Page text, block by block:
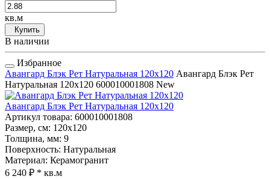
кв.м
Купить
В наличии
Избранное
Авангард Блэк Рет Натуральная 120x120 Авангард Блэк Рет
Натуральная 120x120 600010001808 New
Авангард Блэк Рет Натуральная 120x120
Артикул товара: 600010001808
Размер, см: 120x120
Толщина, мм: 9
Поверхность: Натуральная
Материал: Керамогранит
6 240 ₽ * кв.м